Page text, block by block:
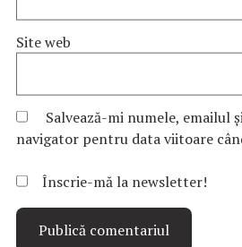
Site web
Salvează-mi numele, emailul
navigator pentru data viitoare
Înscrie-mă la newsletter!